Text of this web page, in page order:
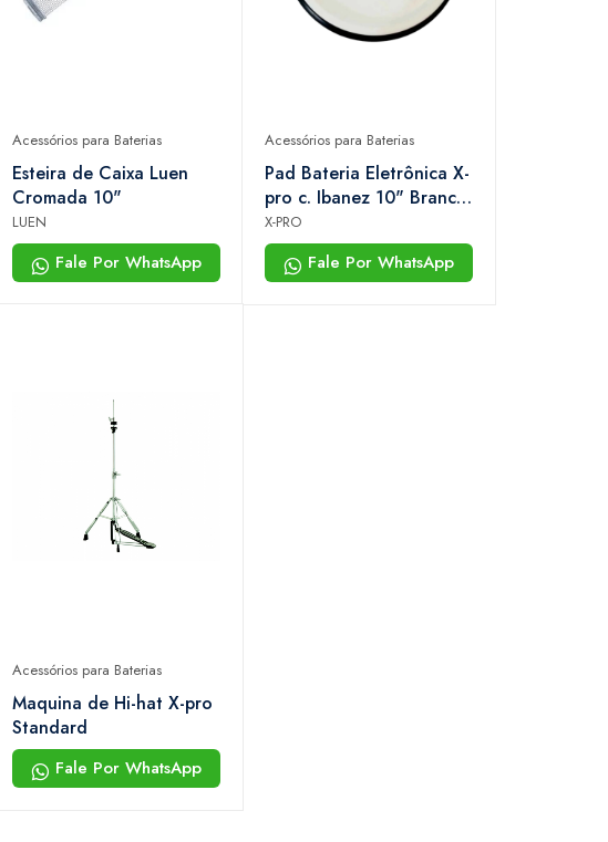
Acessórios para Baterias
Esteira de Caixa Luen
Cromada 10"
LUEN
Fale Por WhatsApp
Acessórios para Baterias
Pad Bateria Eletrônica X-
pro c. Ibanez 10" Branco
Dual Zone Para Caixa
X-PRO
Fale Por WhatsApp
Acessórios para Baterias
Maquina de Hi-hat X-pro
Standard
Fale Por WhatsApp